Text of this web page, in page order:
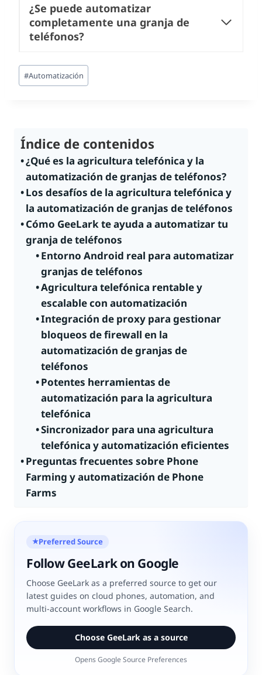
¿Se puede automatizar
completamente una granja de
teléfonos?
Etiquetas
de
#Automatización
Índice de contenidos
¿Qué es la agricultura telefónica y la
automatización de granjas de teléfonos?
Los desafíos de la agricultura telefónica y
la automatización de granjas de teléfonos
Cómo GeeLark te ayuda a automatizar tu
granja de teléfonos
Entorno Android real para automatizar
granjas de teléfonos
Agricultura telefónica rentable y
escalable con automatización
Integración de proxy para gestionar
bloqueos de firewall en la
automatización de granjas de
teléfonos
Potentes herramientas de
automatización para la agricultura
telefónica
Sincronizador para una agricultura
telefónica y automatización eficientes
Preguntas frecuentes sobre Phone
Farming y automatización de Phone
Farms
★Preferred Source
Follow GeeLark on Google
Choose GeeLark as a preferred source to get our
latest guides on cloud phones, automation, and
multi-account workflows in Google Search.
Choose GeeLark as a source
Opens Google Source Preferences